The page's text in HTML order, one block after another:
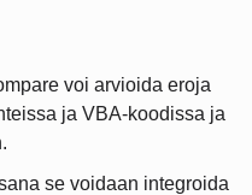
voi arvioida eroja
ja VBA-koodissa ja
se voidaan integroida